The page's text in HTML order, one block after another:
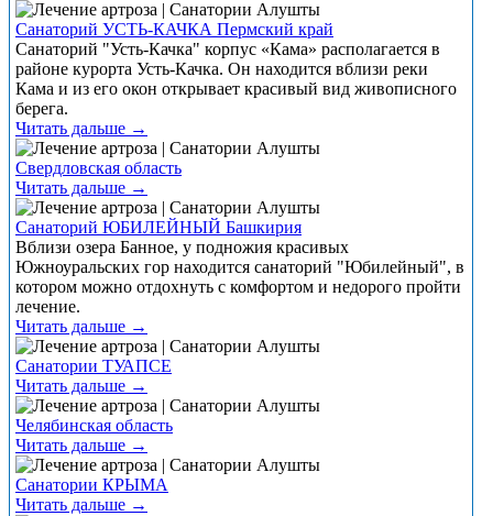
Санаторий УСТЬ-КАЧКА Пермский край
Санаторий "Усть-Качка" корпус «Кама» располагается в
районе курорта Усть-Качка. Он находится вблизи реки
Кама и из его окон открывает красивый вид живописного
берега.
Читать дальше →
Свердловская область
Читать дальше →
Санаторий ЮБИЛЕЙНЫЙ Башкирия
Вблизи озера Банное, у подножия красивых
Южноуральских гор находится санаторий "Юбилейный", в
котором можно отдохнуть с комфортом и недорого пройти
лечение.
Читать дальше →
Санатории ТУАПСЕ
Читать дальше →
Челябинская область
Читать дальше →
Санатории КРЫМА
Читать дальше →